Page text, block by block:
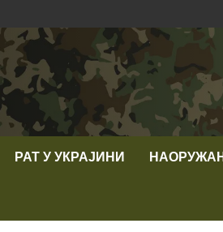
РАТ У УКРАЈИНИ